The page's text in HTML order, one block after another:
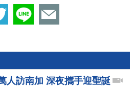
人訪南加 深夜攜手迎聖誕